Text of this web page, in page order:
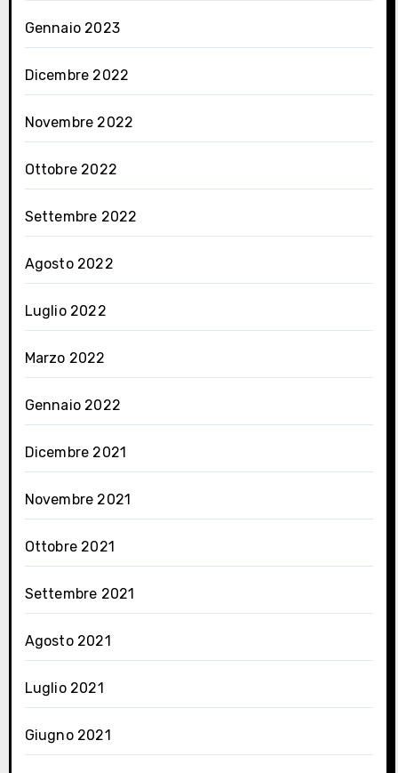
Gennaio 2023
Dicembre 2022
Novembre 2022
Ottobre 2022
Settembre 2022
Agosto 2022
Luglio 2022
Marzo 2022
Gennaio 2022
Dicembre 2021
Novembre 2021
Ottobre 2021
Settembre 2021
Agosto 2021
Luglio 2021
Giugno 2021